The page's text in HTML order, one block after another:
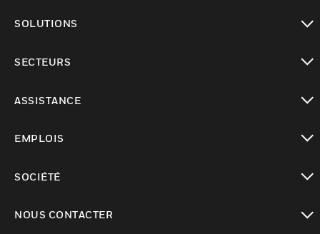
SOLUTIONS
SECTEURS
ASSISTANCE
EMPLOIS
SOCIÉTÉ
NOUS CONTACTER